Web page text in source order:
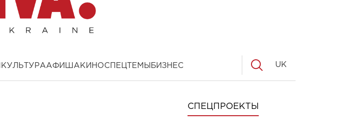
КУЛЬТУРААФИША КИНОСПЕЦТЕМЫ БИЗНЕС UK
СПЕЦПРОЕКТЫ